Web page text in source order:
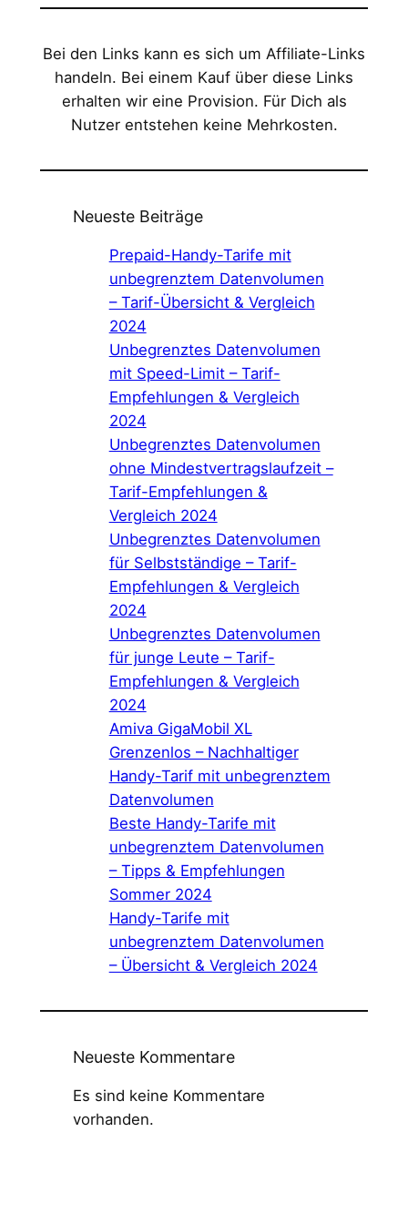
Bei den Links kann es sich um Affiliate-Links
handeln. Bei einem Kauf über diese Links
erhalten wir eine Provision. Für Dich als
Nutzer entstehen keine Mehrkosten.
Neueste Beiträge
Prepaid-Handy-Tarife mit
unbegrenztem Datenvolumen
– Tarif-Übersicht & Vergleich
2024
Unbegrenztes Datenvolumen
mit Speed-Limit – Tarif-
Empfehlungen & Vergleich
2024
Unbegrenztes Datenvolumen
ohne Mindestvertragslaufzeit –
Tarif-Empfehlungen &
Vergleich 2024
Unbegrenztes Datenvolumen
für Selbstständige – Tarif-
Empfehlungen & Vergleich
2024
Unbegrenztes Datenvolumen
für junge Leute – Tarif-
Empfehlungen & Vergleich
2024
Amiva GigaMobil XL
Grenzenlos – Nachhaltiger
Handy-Tarif mit unbegrenztem
Datenvolumen
Beste Handy-Tarife mit
unbegrenztem Datenvolumen
– Tipps & Empfehlungen
Sommer 2024
Handy-Tarife mit
unbegrenztem Datenvolumen
– Übersicht & Vergleich 2024
Neueste Kommentare
Es sind keine Kommentare
vorhanden.